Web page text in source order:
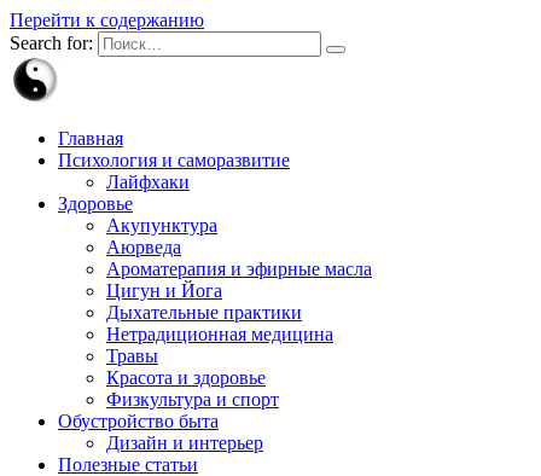
Перейти к содержанию
Search for:
Главная
Психология и саморазвитие
Лайфхаки
Здоровье
Акупунктура
Аюрведа
Ароматерапия и эфирные масла
Цигун и Йога
Дыхательные практики
Нетрадиционная медицина
Травы
Красота и здоровье
Физкультура и спорт
Обустройство быта
Дизайн и интерьер
Полезные статьи